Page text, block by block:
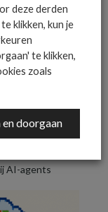
AI-agents
deze derden
klikken, kun je
te klikken,
zoals
doorgaan